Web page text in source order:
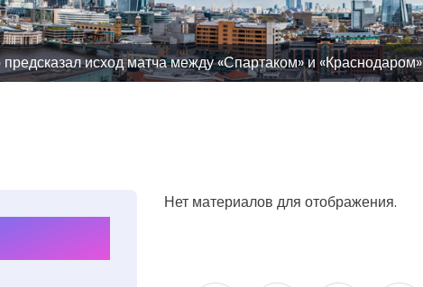
исход матча между «Спартаком» и «Краснодаром»
Нет материалов для отображения.